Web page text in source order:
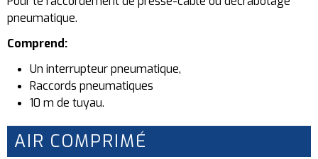
pneumatique.
Comprend:
Un interrupteur pneumatique,
Raccords pneumatiques
10 m de tuyau.
AIR COMPRIMÉ